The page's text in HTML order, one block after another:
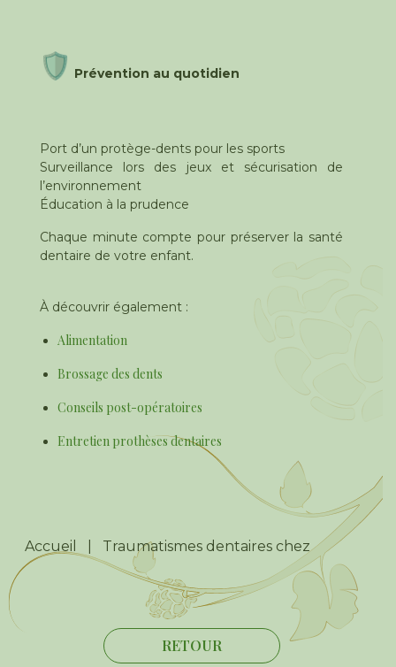
Prévention au quotidien
Port d’un protège-dents pour les sports
Surveillance lors des jeux et sécurisation de
l’environnement
Éducation à la prudence
Chaque minute compte pour préserver la santé
dentaire de votre enfant.
À découvrir également :
Alimentation
Brossage des dents
Conseils post-opératoires
Entretien prothèses dentaires
Accueil Traumatismes dentaires chez l’enfant
RETOUR